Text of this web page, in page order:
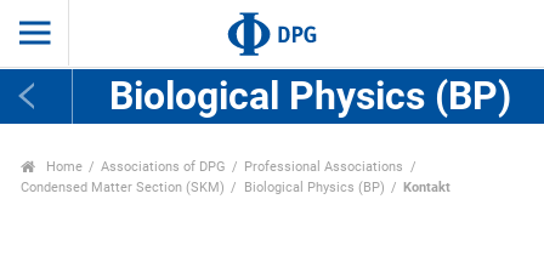
Biological Physics (BP)
Home Associations of DPG
Professional Associations
Condensed Matter Section (SKM)
Biological Physics (BP) Kontakt